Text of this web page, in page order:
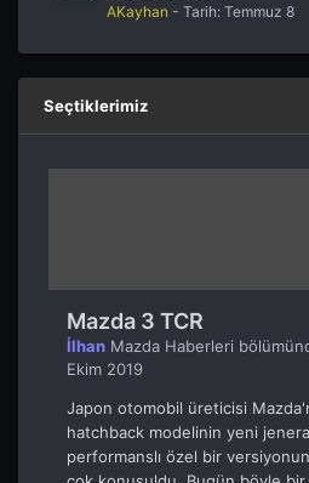
AKayhan - Tarih: Temmuz 8
Seçtiklerimiz
Mazda 3 TCR
İlhan Mazda Haberleri
Ekim 2019
Japon otomobil üreticisi
hatchback modelinin yeni
performanslı özel bir